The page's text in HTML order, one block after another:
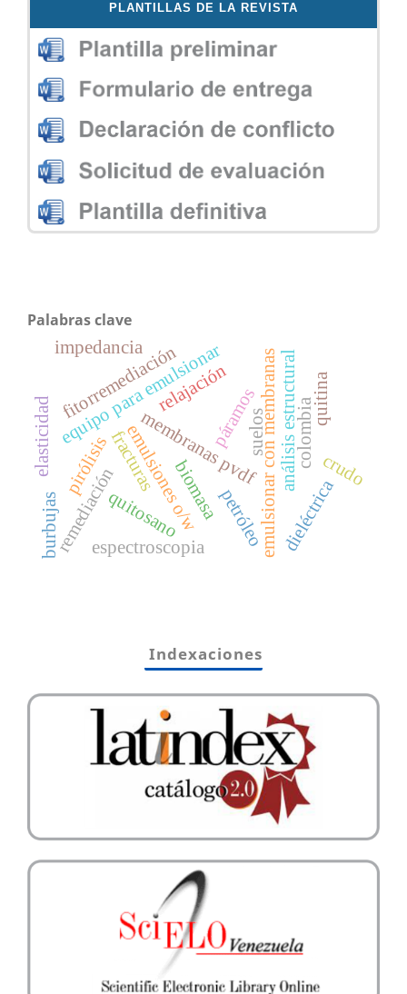
PLANTILLAS DE LA REVISTA
Palabras clave
emulsionar con membranas
membranas pvdf
equipo para emulsionar
emulsiones o/w
fitorremediación
fracturas análisis estructural
páramos colombia
pirólisis biomasa
suelos
petróleo
remediaciónespectroscopia
impedancia
dieléctrica
relajación
crudo
quitina
quitosano
burbujas
elasticidad
Indexaciones